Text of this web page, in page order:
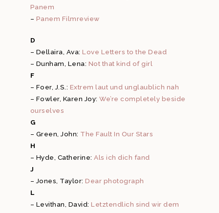
Panem
– Panem Filmreview
D
– Dellaira, Ava: Love Letters to the Dead
– Dunham, Lena: Not that kind of girl
F
– Foer, J.S.: Extrem laut und unglaublich nah
– Fowler, Karen Joy: We’re completely beside
ourselves
G
– Green, John: The Fault In Our Stars
H
– Hyde, Catherine: Als ich dich fand
J
– Jones, Taylor: Dear photograph
L
– Levithan, David: Letztendlich sind wir dem